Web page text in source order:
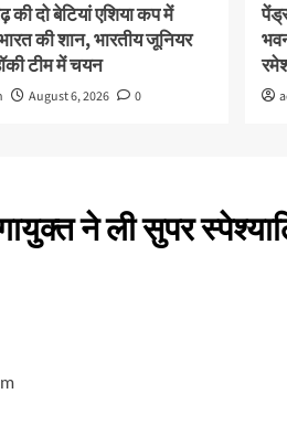
की दो बेटियां एशिया कप में
की शान, भारतीय जूनियर
टीम में चयन
August 6, 2026 0
ने ली सुपर